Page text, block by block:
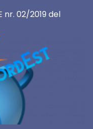
nr. 02/2019 del